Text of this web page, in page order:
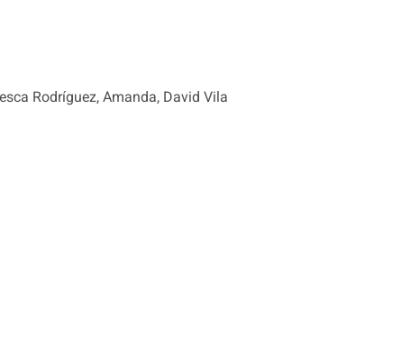
Rodríguez, Amanda, David Vila